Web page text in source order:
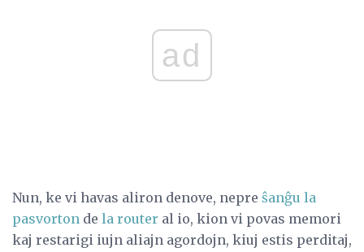
ad
Nun, ke vi havas aliron denove, nepre ŝanĝu la
pasvorton de la router al io, kion vi povas memori
kaj restarigi iujn aliajn agordojn, kiuj estis perditaj,